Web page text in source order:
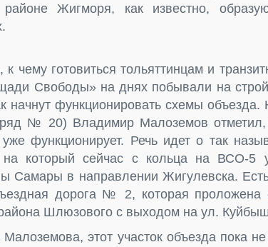
Жигморя, как известно,
к чему готовиться тольяттинцам и
Свободы» на днях побывали на
начнут функционировать схемы
№ 20) Владимир Малоземов отметил,
уже функционирует. Речь идет о так
который сейчас с кольца на ВСО-5
Самары в направлении Жигулевска.
дорога № 2, которая
Шлюзового с выходом на ул.
этот участок объезда пока